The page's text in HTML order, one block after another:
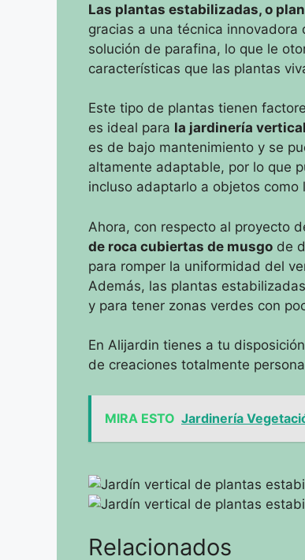
Las plantas estabilizadas, o
gracias a una técnica
solución de parafina, lo que le
características que las plantas
Este tipo de plantas tienen
es ideal para la jardinería
es de bajo mantenimiento y se
altamente adaptable, por lo que
incluso adaptarlo a objetos como
Ahora, con respecto al proyecto
de roca cubiertas de musgo de
para romper la uniformidad del
Además, las plantas
y para tener zonas verdes con
En Alijardin tienes a tu
de creaciones totalmente
MIRA ESTO Jardinería
Relacionados